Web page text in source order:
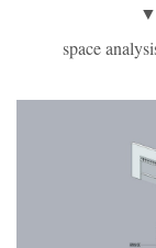
space